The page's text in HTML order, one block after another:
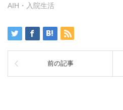
AIH・入院生活
前の記事